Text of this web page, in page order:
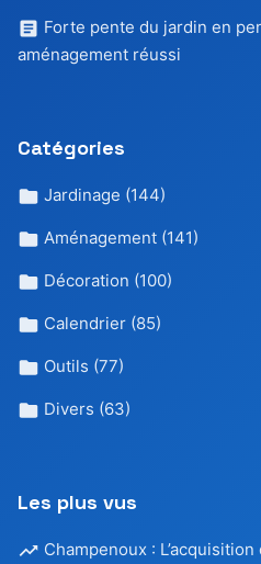
Forte pente du jardin en
aménagement réussi
Catégories
Jardinage (144)
Aménagement (141)
Décoration (100)
Calendrier (85)
Outils (77)
Divers (63)
Les plus vus
Champenoux :